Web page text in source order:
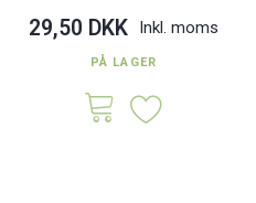
29,50 DKK Inkl. moms
PÅ LAGER